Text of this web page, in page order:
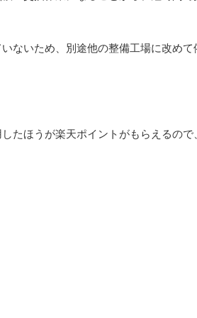
ないため、別途他の整備工場に改め
たほうが楽天ポイントがもらえるので